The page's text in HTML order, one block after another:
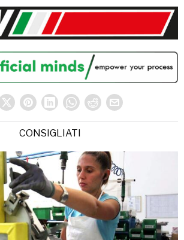
CONSIGLIATI